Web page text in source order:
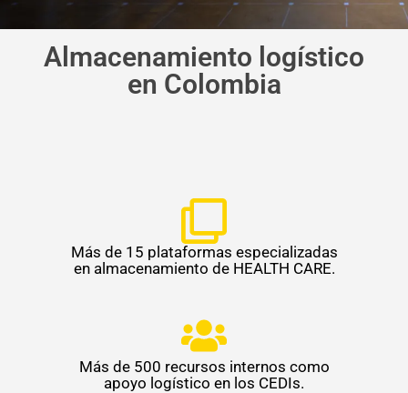
Almacenamiento logístico
en Colombia
Más de 15 plataformas especializadas
en almacenamiento de HEALTH CARE.
Más de 500 recursos internos como
apoyo logístico en los CEDIs.